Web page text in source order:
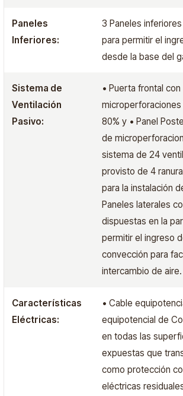
Paneles
Inferiores:
3 Paneles
para permitir el
desde la base del
Sistema de
Ventilación
Pasivo:
• Puerta frontal con
microperforaciones
80% y • Panel
de
sistema de 24
provisto de 4
para la instalación
Paneles laterales
dispuestas en la
permitir el ingreso
convección para
intercambio de aire.
Características
Eléctricas:
• Cable
equipotencial de
en todas las
expuestas que
como protección
eléctricas